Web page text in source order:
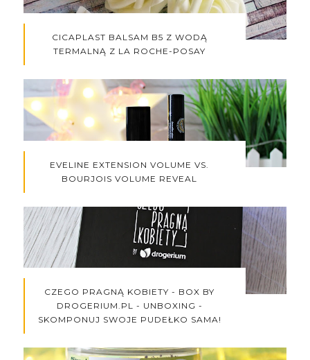
CICAPLAST BALSAM B5 Z WODĄ
TERMALNĄ Z LA ROCHE-POSAY
EVELINE EXTENSION VOLUME VS.
BOURJOIS VOLUME REVEAL
CZEGO PRAGNĄ KOBIETY - BOX BY
DROGERIUM.PL - UNBOXING -
SKOMPONUJ SWOJE PUDEŁKO SAMA!